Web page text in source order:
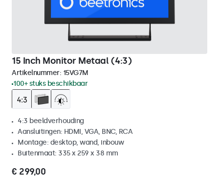
15 Inch Monitor Metaal (4:3)
Artikelnummer: 15VG7M
100+ stuks beschikbaar
4:3 beeldverhouding
Aansluitingen: HDMI, VGA, BNC, RCA
Montage: desktop, wand, inbouw
Buitenmaat: 335 x 259 x 38 mm
€ 299,00